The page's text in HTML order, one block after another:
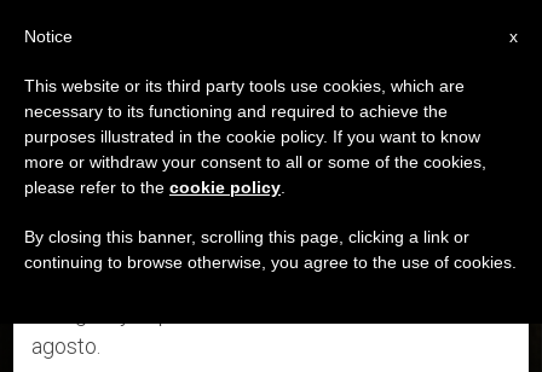
DÍA
Octubre 5th, 2024
ÚLTIMAS NOTICIAS
Patriarca católico emérito de Jerusalén evidencia que la
×
Aviso importante
Del 27 de julio al 7 de agosto haremos la pausa
anual, aprovechando que en el periodo de verano
se generan menos informaciones y también el
agosto.
x
Notice
This website or its third party tools use cookies, which are
necessary to its functioning and required to achieve the
purposes illustrated in the cookie policy. If you want to know
more or withdraw your consent to all or some of the cookies,
please refer to the cookie policy
By closing this banner, scrolling this page, clicking a link or
continuing to browse otherwise, you agree to the use of cookies.